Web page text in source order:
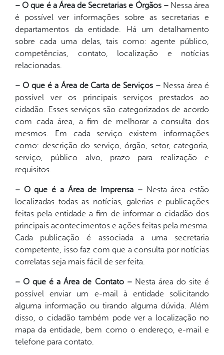
– O que é a Área de Secretarias e Órgãos – Nessa área
é possível ver informações sobre as secretarias e
departamentos da entidade. Há um detalhamento
sobre cada uma delas, tais como: agente público,
competências, contato, localização e notícias
relacionadas.
– O que é a Área de Carta de Serviços – Nessa área é
possível ver os principais serviços prestados ao
cidadão. Esses serviços são categorizados de acordo
com cada área, a fim de melhorar a consulta dos
mesmos. Em cada serviço existem informações
como: descrição do serviço, órgão, setor, categoria,
serviço, público alvo, prazo para realização e
requisitos.
– O que é a Área de Imprensa –Nesta área estão
localizadas todas as notícias, galerias e publicações
feitas pela entidade a fim de informar o cidadão dos
principais acontecimentos e ações feitas pela mesma.
Cada publicação é associada a uma secretaria
competente, isso faz com que a consulta por notícias
correlatas seja mais fácil de ser feita.
– O que é a Área de Contato –Nesta área do site é
possível enviar um e-mail à entidade solicitando
alguma informação ou tirando alguma dúvida. Além
disso, o cidadão também pode ver a localização no
mapa da entidade, bem como o endereço, e-mail e
telefone para contato.